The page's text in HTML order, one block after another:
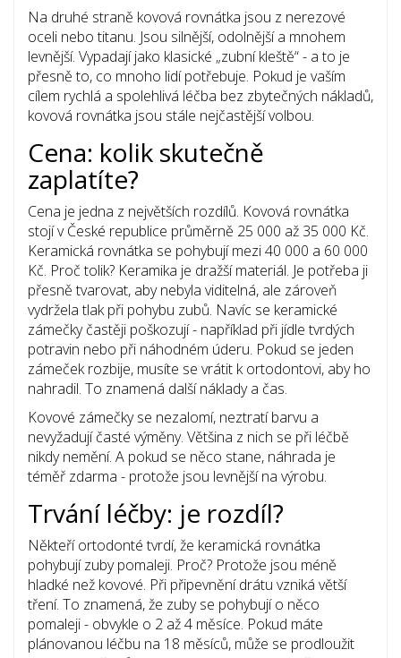
Na druhé straně kovová rovnátka jsou z nerezové
oceli nebo titanu. Jsou silnější, odolnější a mnohem
levnější. Vypadají jako klasické „zubní kleště“ - a to je
přesně to, co mnoho lidí potřebuje. Pokud je vaším
cílem rychlá a spolehlivá léčba bez zbytečných nákladů,
kovová rovnátka jsou stále nejčastější volbou.
Cena: kolik skutečně
zaplatíte?
Cena je jedna z největších rozdílů. Kovová rovnátka
stojí v České republice průměrně 25 000 až 35 000 Kč.
Keramická rovnátka se pohybují mezi 40 000 a 60 000
Kč. Proč tolik? Keramika je dražší materiál. Je potřeba ji
přesně tvarovat, aby nebyla viditelná, ale zároveň
vydržela tlak při pohybu zubů. Navíc se keramické
zámečky častěji poškozují - například při jídle tvrdých
potravin nebo při náhodném úderu. Pokud se jeden
zámeček rozbije, musíte se vrátit k ortodontovi, aby ho
nahradil. To znamená další náklady a čas.
Kovové zámečky se nezalomí, neztratí barvu a
nevyžadují časté výměny. Většina z nich se při léčbě
nikdy nemění. A pokud se něco stane, náhrada je
téměř zdarma - protože jsou levnější na výrobu.
Trvání léčby: je rozdíl?
Někteří ortodonté tvrdí, že keramická rovnátka
pohybují zuby pomaleji. Proč? Protože jsou méně
hladké než kovové. Při připevnění drátu vzniká větší
tření. To znamená, že zuby se pohybují o něco
pomaleji - obvykle o 2 až 4 měsíce. Pokud máte
plánovanou léčbu na 18 měsíců, může se prodloužit